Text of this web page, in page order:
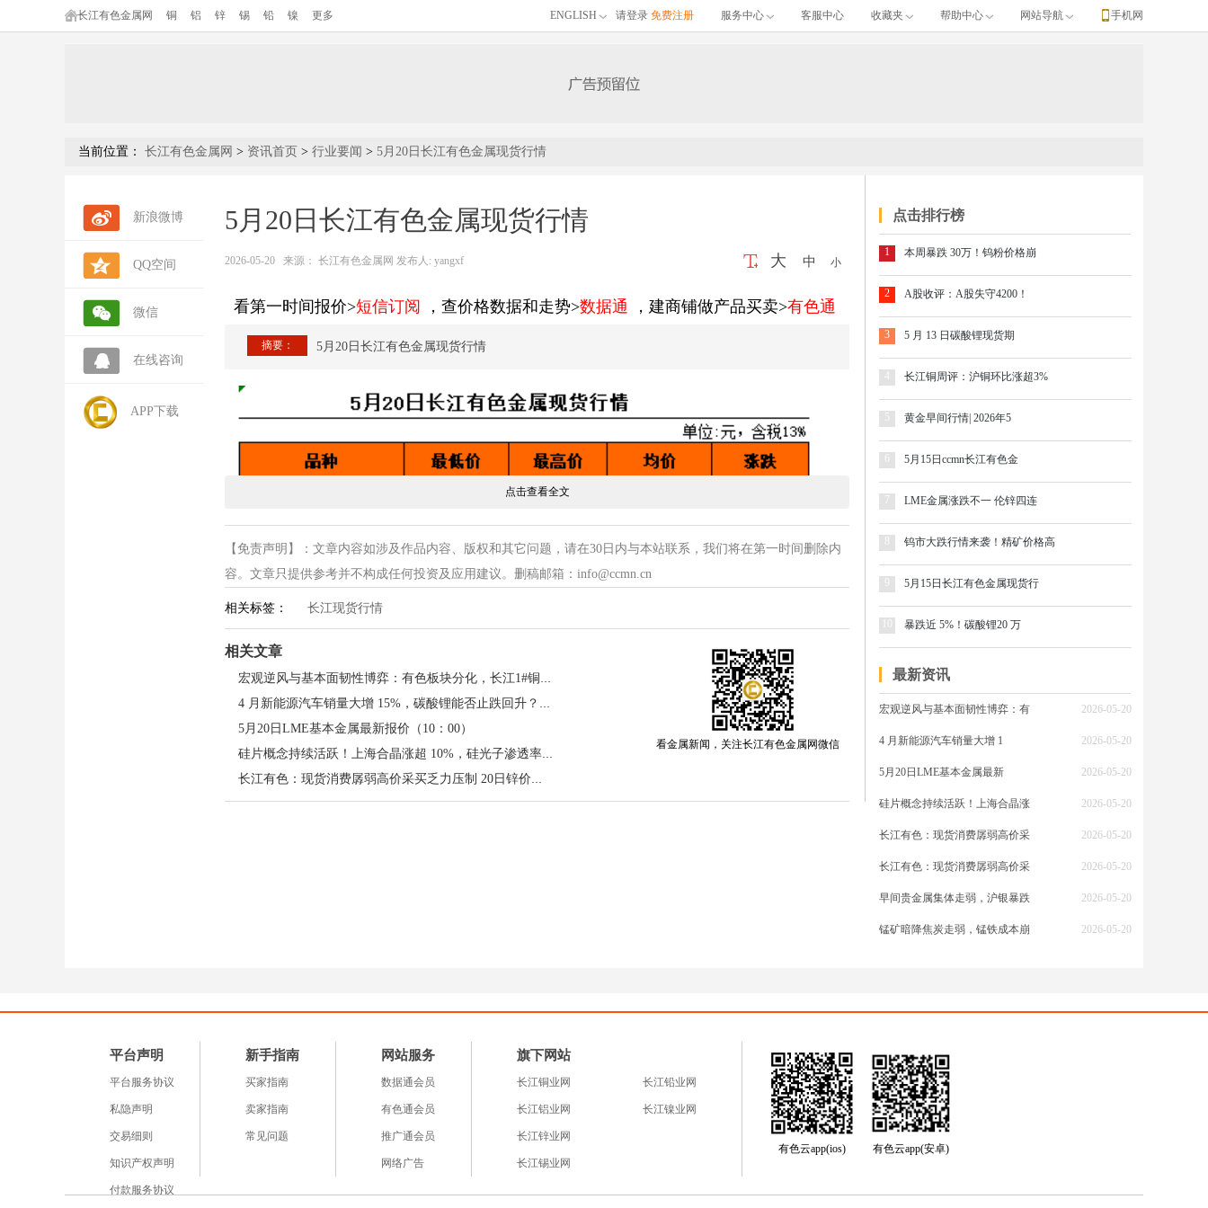
长江有色金属网 铜 铝 锌 锡 铅 镍 更多 ENGLISH 请登录 免费注册 服务中心 客服中心 收藏夹 帮助中心 网站导航 手机网
当前位置： 长江有色金属网 > 资讯首页 > 行业要闻 > 5月20日长江有色金属现货行情
新浪微博
QQ空间
微信
在线咨询
APP下载
5月20日长江有色金属现货行情
2026-05-20 来源： 长江有色金属网 发布人: yangxf 大 中 小
看第一时间报价>短信订阅 ，查价格数据和走势>数据通 ，建商铺做产品买卖>有色通
摘要： 5月20日长江有色金属现货行情
点击查看全文
【免责声明】：文章内容如涉及作品内容、版权和其它问题，请在30日内与本站联系，我们将在第一时间删除内
容。文章只提供参考并不构成任何投资及应用建议。删稿邮箱：info@ccmn.cn
相关标签： 长江现货行情
相关文章
宏观逆风与基本面韧性博弈：有色板块分化，长江1#铜价迎五连跌750元/吨
4 月新能源汽车销量大增 15%，碳酸锂能否止跌回升？5 月 20 日锂价分析
5月20日LME基本金属最新报价（10：00）
硅片概念持续活跃！上海合晶涨超 10%，硅光子渗透率大幅提升
长江有色：现货消费孱弱高价采买乏力压制 20日锌价或续跌
看金属新闻，关注长江有色金属网微信
点击排行榜
1 本周暴跌 30万！钨粉价格崩
2 A股收评：A股失守4200！
3 5 月 13 日碳酸锂现货期
4 长江铜周评：沪铜环比涨超3%
5 黄金早间行情| 2026年5
5月15日ccmn长江有色金
7 LME金属涨跌不一 伦锌四连
钨市大跌行情来袭！精矿价格高
5月15日长江有色金属现货行
暴跌近 5%！碳酸锂20 万
最新资讯
宏观逆风与基本面韧性博弈：有 2026-05-20
4 月新能源汽车销量大增 1 2026-05-20
5月20日LME基本金属最新 2026-05-20
硅片概念持续活跃！上海合晶涨 2026-05-20
长江有色：现货消费孱弱高价采 2026-05-20
长江有色：现货消费孱弱高价采 2026-05-20
早间贵金属集体走弱，沪银暴跌 2026-05-20
锰矿暗降焦炭走弱，锰铁成本崩 2026-05-20
平台声明
平台服务协议
私隐声明
交易细则
知识产权声明
付款服务协议
新手指南
买家指南
卖家指南
常见问题
网站服务
数据通会员
有色通会员
推广通会员
网络广告
旗下网站
长江铜业网
长江铝业网
长江锌业网
长江锡业网
长江铅业网
长江镍业网
有色云app(ios) 有色云app(安卓)